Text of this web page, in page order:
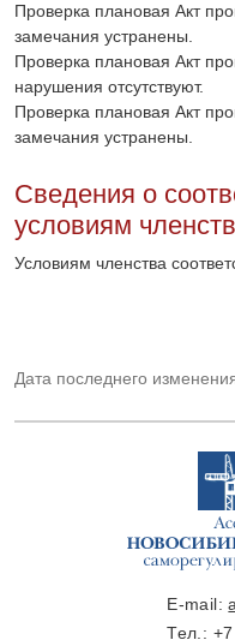
Проверка плановая Акт
замечания устранены.
Проверка плановая Акт
нарушения отсутствуют.
Проверка плановая Акт
замечания устранены.
Сведения о
условиям
Условиям членства
Дата последнего
E-mail:
Тел.: